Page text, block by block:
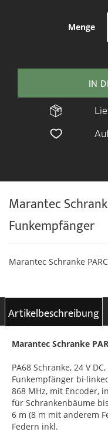
Marantec
Funkempfänger
Menge
IN
Marantec Schranke
Artikelbeschreibung
Marantec Schranke
PA68 Schranke, 24 V
Funkempfänger
868 MHz, mit Encoder,
für Schrankenbäume bis
6 m (8 m mit anderem
Federn inkl.